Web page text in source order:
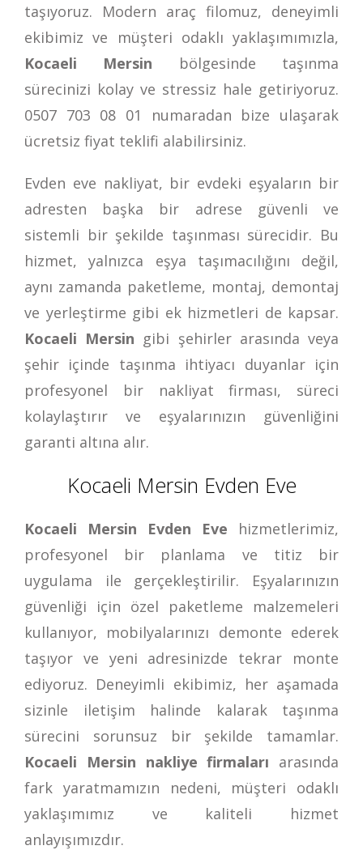
taşıyoruz. Modern araç filomuz, deneyimli
ekibimiz ve müşteri odaklı yaklaşımımızla,
Kocaeli Mersin bölgesinde taşınma
sürecinizi kolay ve stressiz hale getiriyoruz.
0507 703 08 01
numaradan bize ulaşarak
ücretsiz fiyat teklifi alabilirsiniz.
Evden eve nakliyat, bir evdeki eşyaların bir
adresten başka bir adrese güvenli ve
sistemli bir şekilde taşınması sürecidir. Bu
hizmet, yalnızca eşya taşımacılığını değil,
aynı zamanda paketleme, montaj, demontaj
ve yerleştirme gibi ek hizmetleri de kapsar.
Kocaeli Mersin gibi şehirler arasında veya
şehir içinde taşınma ihtiyacı duyanlar için
profesyonel bir nakliyat firması, süreci
kolaylaştırır ve eşyalarınızın güvenliğini
garanti altına alır.
Kocaeli Mersin Evden Eve
Kocaeli Mersin Evden Eve hizmetlerimiz,
profesyonel bir planlama ve titiz bir
uygulama ile gerçekleştirilir. Eşyalarınızın
güvenliği için özel paketleme malzemeleri
kullanıyor, mobilyalarınızı demonte ederek
taşıyor ve yeni adresinizde tekrar monte
ediyoruz. Deneyimli ekibimiz, her aşamada
sizinle iletişim halinde kalarak taşınma
sürecini sorunsuz bir şekilde tamamlar.
Kocaeli Mersin nakliye firmaları arasında
fark yaratmamızın nedeni, müşteri odaklı
yaklaşımımız ve kaliteli hizmet
anlayışımızdır.